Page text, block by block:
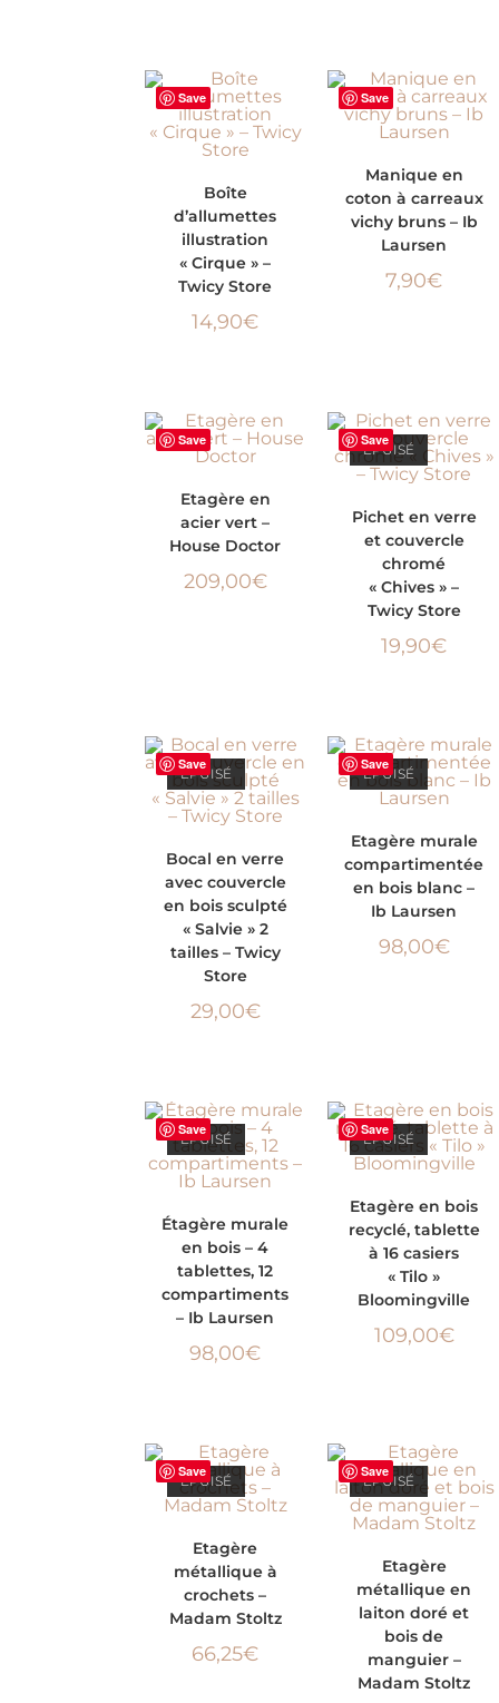
Save
PANIER
Boîte
d’allumettes
illustration
« Cirque » –
Twicy Store
14,90€
Save
Manique en
coton à carreaux
vichy bruns – Ib
Laursen
7,90€
Save
PANIER
Etagère en
acier vert –
House Doctor
209,00€
Save
ÉPUISÉ
Pichet en verre
et couvercle
chromé
« Chives » –
Twicy Store
19,90€
Save
ÉPUISÉ
OPTIONS
Bocal en verre
avec couvercle
en bois sculpté
« Salvie » 2
tailles – Twicy
Store
29,00€
Save
ÉPUISÉ
Etagère murale
compartimentée
en bois blanc –
Ib Laursen
98,00€
Save
ÉPUISÉ
LIRE LA SUITE
Étagère murale
en bois – 4
tablettes, 12
compartiments
– Ib Laursen
98,00€
Save
ÉPUISÉ
Etagère en bois
recyclé, tablette
à 16 casiers
« Tilo »
Bloomingville
109,00€
Save
ÉPUISÉ
Etagère
métallique à
crochets –
Madam Stoltz
66,25€
Save
ÉPUISÉ
Etagère
métallique en
laiton doré et
bois de
manguier –
Madam Stoltz